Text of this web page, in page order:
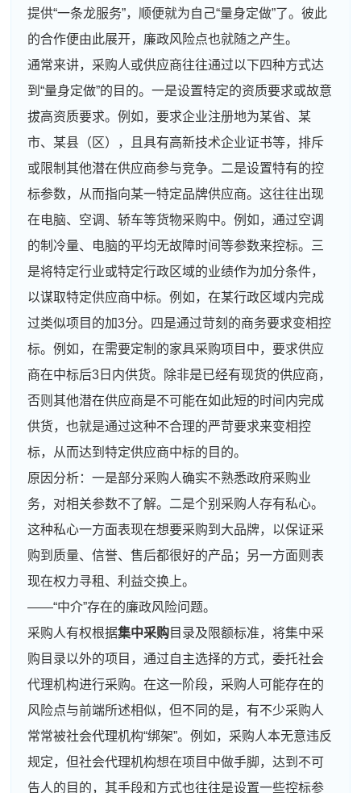
提供“一条龙服务”，顺便就为自己“量身定做”了。彼此
的合作便由此展开，廉政风险点也就随之产生。
通常来讲，采购人或供应商往往通过以下四种方式达
到“量身定做”的目的。一是设置特定的资质要求或故意
拔高资质要求。例如，要求企业注册地为某省、某
市、某县（区），且具有高新技术企业证书等，排斥
或限制其他潜在供应商参与竞争。二是设置特有的控
标参数，从而指向某一特定品牌供应商。这往往出现
在电脑、空调、轿车等货物采购中。例如，通过空调
的制冷量、电脑的平均无故障时间等参数来控标。三
是将特定行业或特定行政区域的业绩作为加分条件，
以谋取特定供应商中标。例如，在某行政区域内完成
过类似项目的加3分。四是通过苛刻的商务要求变相控
标。例如，在需要定制的家具采购项目中，要求供应
商在中标后3日内供货。除非是已经有现货的供应商，
否则其他潜在供应商是不可能在如此短的时间内完成
供货，也就是通过这种不合理的严苛要求来变相控
标，从而达到特定供应商中标的目的。
原因分析：一是部分采购人确实不熟悉政府采购业
务，对相关参数不了解。二是个别采购人存有私心。
这种私心一方面表现在想要采购到大品牌，以保证采
购到质量、信誉、售后都很好的产品；另一方面则表
现在权力寻租、利益交换上。
——“中介”存在的廉政风险问题。
采购人有权根据集中采购目录及限额标准，将集中采
购目录以外的项目，通过自主选择的方式，委托社会
代理机构进行采购。在这一阶段，采购人可能存在的
风险点与前端所述相似，但不同的是，有不少采购人
常常被社会代理机构“绑架”。例如，采购人本无意违反
规定，但社会代理机构想在项目中做手脚，达到不可
告人的目的，其手段和方式也往往是设置一些控标参